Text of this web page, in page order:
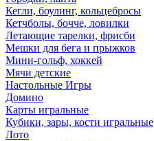
Кегли, боулинг, кольцебросы
Кетчболы, бочче, ловилки
Летающие тарелки, фрисби
Мешки для бега и прыжков
Мини-гольф, хоккей
Мячи детские
Настольные Игры
Домино
Карты игральные
Кубики, зары, кости игральные
Лото